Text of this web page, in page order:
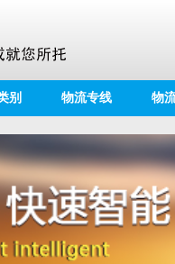
别 物流专线 物